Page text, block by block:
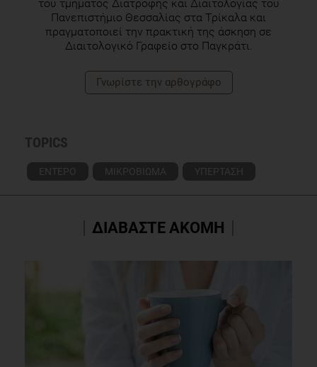
του τμήματος Διατροφής και Διαιτολογίας του
Πανεπιστήμιο Θεσσαλίας στα Τρίκαλα και
πραγματοποιεί την πρακτική της άσκηση σε
Διαιτολογικό Γραφείο στο Παγκράτι.
Γνωρίστε την αρθογράφο
TOPICS
ΕΝΤΕΡΟ ΜΙΚΡΟΒΙΩΜΑ ΥΠΕΡΤΑΣΗ
ΔΙΑΒΑΣΤΕ ΑΚΟΜΗ